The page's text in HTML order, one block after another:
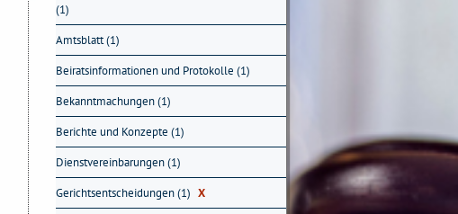
(1)
Amtsblatt (1)
Beiratsinformationen und Protokolle (1)
Bekanntmachungen (1)
Berichte und Konzepte (1)
Dienstvereinbarungen (1)
Gerichtsentscheidungen (1) X